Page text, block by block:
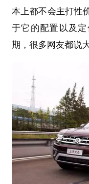
本上都不会主打性
于它的配置以及定
期，很多网友都说